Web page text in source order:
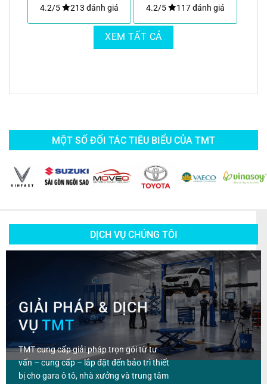
4.2/5
213 đánh giá
4.2/5
117 đánh giá
XEM TẤT CẢ
MỘT SỐ ĐỐI TÁC TIÊU BIỂU CỦA TMT
DỊCH VỤ CHÚNG TÔI
GIẢI PHÁP & DỊCH
VỤTMT
TMT cung cấp giải pháp trọn gói từ tư
vấn – cung cấp – lắp đặt đến bảo trì thiết
bị cho gara ô tô, nhà xưởng và trung tâm